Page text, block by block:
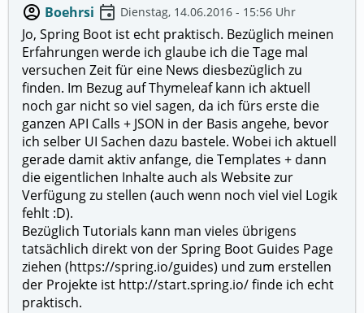
account_circle Boehrsi event Dienstag, 14.06.2016 - 15:56 Uhr
Jo, Spring Boot ist echt praktisch. Bezüglich meinen
Erfahrungen werde ich glaube ich die Tage mal
versuchen Zeit für eine News diesbezüglich zu
finden. Im Bezug auf Thymeleaf kann ich aktuell
noch gar nicht so viel sagen, da ich fürs erste die
ganzen API Calls + JSON in der Basis angehe, bevor
ich selber UI Sachen dazu bastele. Wobei ich aktuell
gerade damit aktiv anfange, die Templates + dann
die eigentlichen Inhalte auch als Website zur
Verfügung zu stellen (auch wenn noch viel viel Logik
fehlt :D).
Bezüglich Tutorials kann man vieles übrigens
tatsächlich direkt von der Spring Boot Guides Page
ziehen (https://spring.io/guides) und zum erstellen
der Projekte ist http://start.spring.io/ finde ich echt
praktisch.